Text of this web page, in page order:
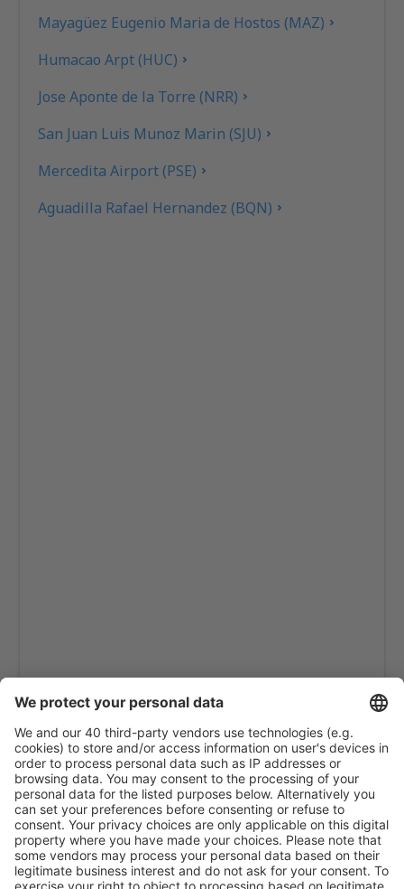
Mayagüez Eugenio Maria de Hostos (MAZ)
Humacao Arpt (HUC)
Jose Aponte de la Torre (NRR)
San Juan Luis Munoz Marin (SJU)
Mercedita Airport (PSE)
Aguadilla Rafael Hernandez (BQN)